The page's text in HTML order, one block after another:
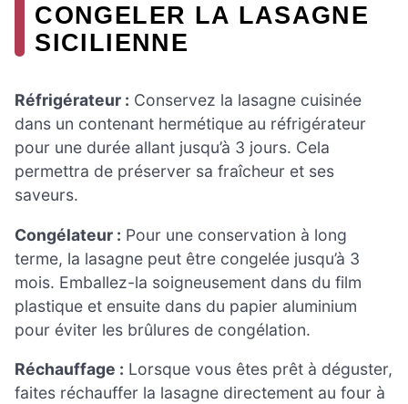
CONGELER LA LASAGNE
SICILIENNE
Réfrigérateur : Conservez la lasagne cuisinée
dans un contenant hermétique au réfrigérateur
pour une durée allant jusqu’à 3 jours. Cela
permettra de préserver sa fraîcheur et ses
saveurs.
Congélateur : Pour une conservation à long
terme, la lasagne peut être congelée jusqu’à 3
mois. Emballez-la soigneusement dans du film
plastique et ensuite dans du papier aluminium
pour éviter les brûlures de congélation.
Réchauffage : Lorsque vous êtes prêt à déguster,
faites réchauffer la lasagne directement au four à